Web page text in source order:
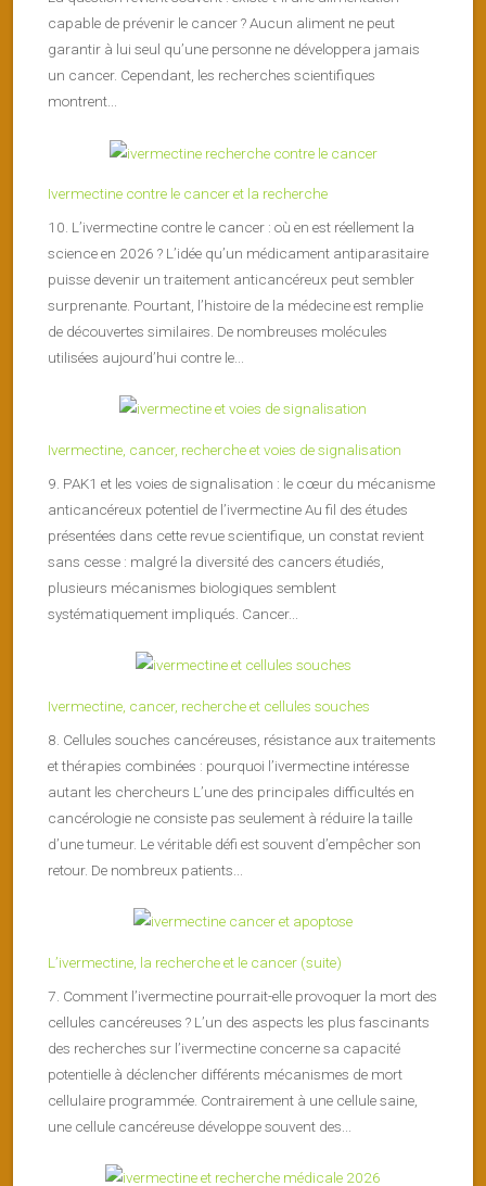
capable de prévenir le cancer ? Aucun aliment ne peut
garantir à lui seul qu’une personne ne développera jamais
un cancer. Cependant, les recherches scientifiques
montrent...
Ivermectine contre le cancer et la recherche
10. L’ivermectine contre le cancer : où en est réellement la
science en 2026 ? L’idée qu’un médicament antiparasitaire
puisse devenir un traitement anticancéreux peut sembler
surprenante. Pourtant, l’histoire de la médecine est remplie
de découvertes similaires. De nombreuses molécules
utilisées aujourd’hui contre le...
Ivermectine, cancer, recherche et voies de signalisation
9. PAK1 et les voies de signalisation : le cœur du mécanisme
anticancéreux potentiel de l’ivermectine Au fil des études
présentées dans cette revue scientifique, un constat revient
sans cesse : malgré la diversité des cancers étudiés,
plusieurs mécanismes biologiques semblent
systématiquement impliqués. Cancer...
Ivermectine, cancer, recherche et cellules souches
8. Cellules souches cancéreuses, résistance aux traitements
et thérapies combinées : pourquoi l’ivermectine intéresse
autant les chercheurs L’une des principales difficultés en
cancérologie ne consiste pas seulement à réduire la taille
d’une tumeur. Le véritable défi est souvent d’empêcher son
retour. De nombreux patients...
L’ivermectine, la recherche et le cancer (suite)
7. Comment l’ivermectine pourrait-elle provoquer la mort des
cellules cancéreuses ? L’un des aspects les plus fascinants
des recherches sur l’ivermectine concerne sa capacité
potentielle à déclencher différents mécanismes de mort
cellulaire programmée. Contrairement à une cellule saine,
une cellule cancéreuse développe souvent des...